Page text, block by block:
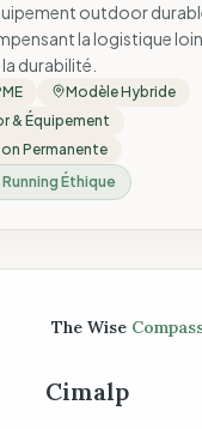
outdoor
la logistique
durabilité.
Modèle Hybride
& Équipement
Permanente
Running Éthique
Wise
The Wise
Cimalp